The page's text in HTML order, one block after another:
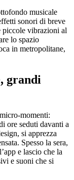
musicale
sonori di breve
piccole vibrazioni al
lo spazio
in metropolitane,
grandi
momenti:
ore seduti davanti a
si apprezza
Spesso la sera,
e lascio che la
e suoni che si